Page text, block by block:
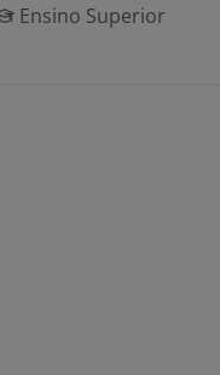
Ensino Superior